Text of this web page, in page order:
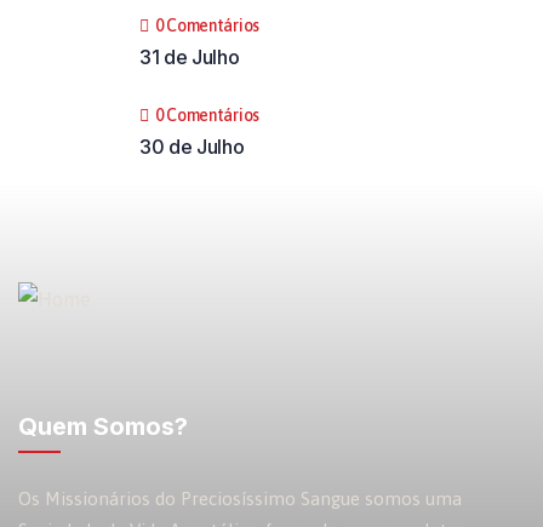
0 Comentários
31 de Julho
0 Comentários
30 de Julho
Quem Somos?
Os Missionários do Preciosíssimo Sangue somos uma